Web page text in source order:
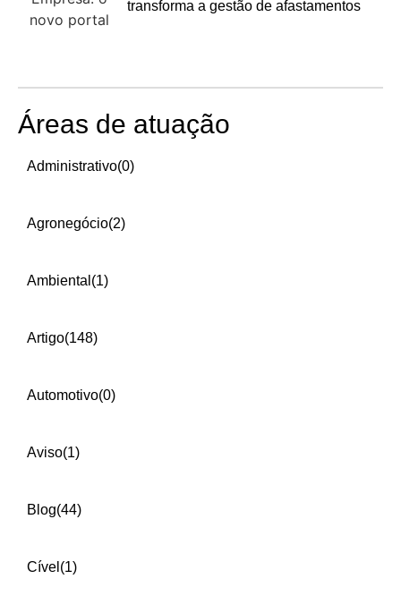
transforma a gestão de afastamentos
Áreas de atuação
Administrativo(0)
Agronegócio(2)
Ambiental (1)
Artigo(148)
Automotivo(0)
Aviso(1)
Blog(44)
Cível (1)